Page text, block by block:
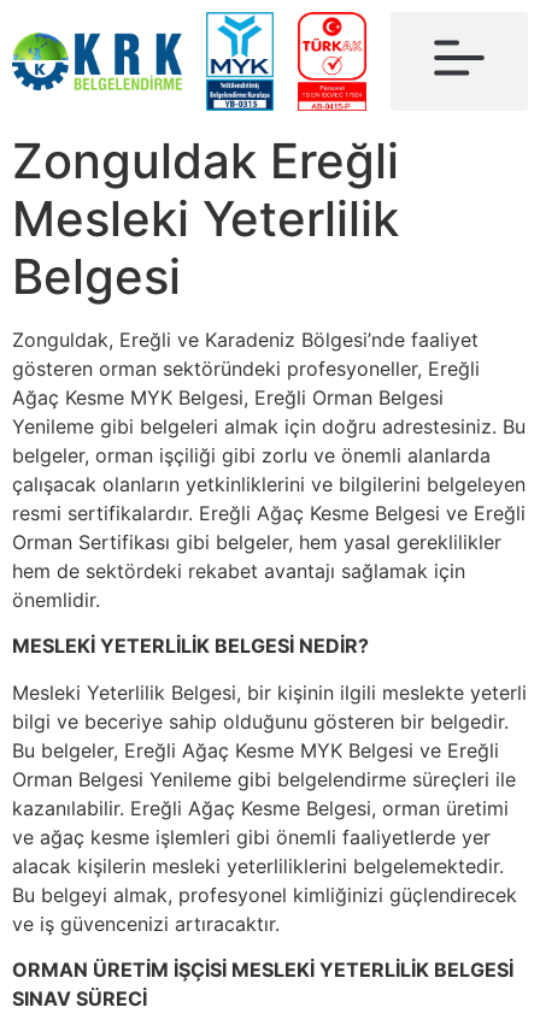
Zonguldak Ereğli
Mesleki Yeterlilik
Belgesi
Zonguldak, Ereğli ve Karadeniz Bölgesi’nde faaliyet
gösteren orman sektöründeki profesyoneller, Ereğli
Ağaç Kesme MYK Belgesi, Ereğli Orman Belgesi
Yenileme gibi belgeleri almak için doğru adrestesiniz. Bu
belgeler, orman işçiliği gibi zorlu ve önemli alanlarda
çalışacak olanların yetkinliklerini ve bilgilerini belgeleyen
resmi sertifikalardır. Ereğli Ağaç Kesme Belgesi ve Ereğli
Orman Sertifikası gibi belgeler, hem yasal gereklilikler
hem de sektördeki rekabet avantajı sağlamak için
önemlidir.
MESLEKİ YETERLİLİK BELGESİ NEDİR?
Mesleki Yeterlilik Belgesi, bir kişinin ilgili meslekte yeterli
bilgi ve beceriye sahip olduğunu gösteren bir belgedir.
Bu belgeler, Ereğli Ağaç Kesme MYK Belgesi ve Ereğli
Orman Belgesi Yenileme gibi belgelendirme süreçleri ile
kazanılabilir. Ereğli Ağaç Kesme Belgesi, orman üretimi
ve ağaç kesme işlemleri gibi önemli faaliyetlerde yer
alacak kişilerin mesleki yeterliliklerini belgelemektedir.
Bu belgeyi almak, profesyonel kimliğinizi güçlendirecek
ve iş güvencenizi artıracaktır.
ORMAN ÜRETİM İŞÇİSİ MESLEKİ YETERLİLİK BELGESİ
SINAV SÜRECİ